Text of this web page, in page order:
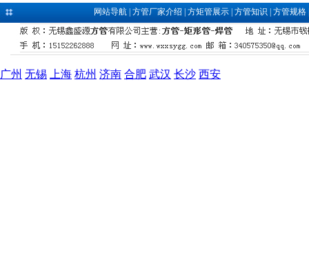
网站导航| 方管厂家介绍 方矩管展示| 方管知识 方管规格
广州 无锡 上海 杭州 济南 合肥 武汉 长沙 西安